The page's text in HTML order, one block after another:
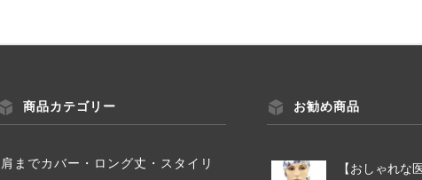
商品カテゴリー
肩までカバー・ロング丈・スタイリ
お勧め商品
【おしゃれな